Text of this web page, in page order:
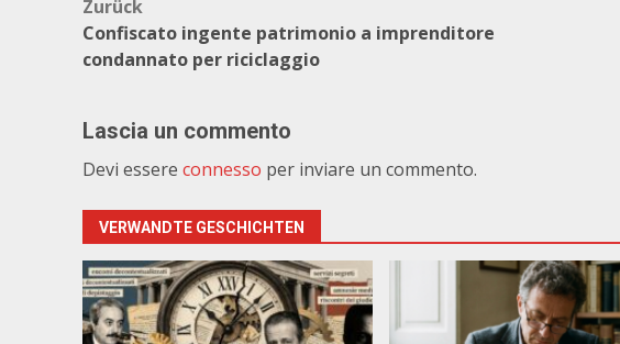
Beitragsnavigation
Zurück
Confiscato ingente patrimonio a imprenditore
condannato per riciclaggio
Lascia un commento
Devi essere connesso per inviare un commento.
VERWANDTE GESCHICHTEN